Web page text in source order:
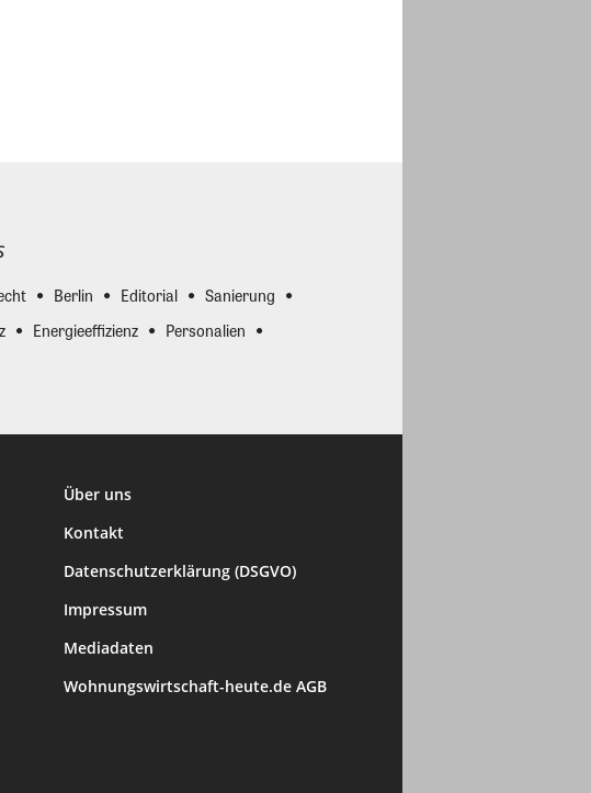
Berlin Editorial
Sanierung
Energieeffizienz
Personalien
Über uns
Kontakt
Datenschutzerklärung (DSGVO)
Impressum
Mediadaten
Wohnungswirtschaft-heute.de AGB